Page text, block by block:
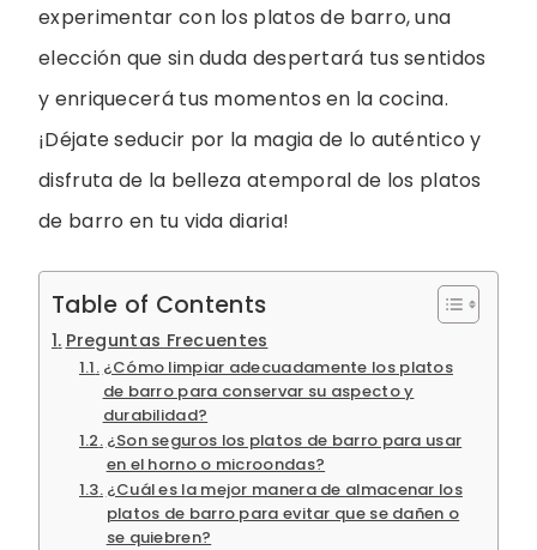
experimentar con los platos de barro, una
elección que sin duda despertará tus sentidos
y enriquecerá tus momentos en la cocina.
¡Déjate seducir por la magia de lo auténtico y
disfruta de la belleza atemporal de los platos
de barro en tu vida diaria!
Table of Contents
Preguntas Frecuentes
¿Cómo limpiar adecuadamente los platos
de barro para conservar su aspecto y
durabilidad?
¿Son seguros los platos de barro para usar
en el horno o microondas?
¿Cuál es la mejor manera de almacenar los
platos de barro para evitar que se dañen o
se quiebren?